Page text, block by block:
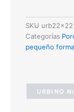
SKU urb22x22
Categorías
pequeño
URBINO